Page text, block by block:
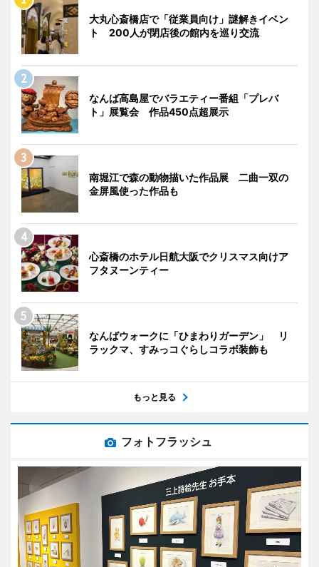
大丸心斎橋店で「従業員向け」謎解きイベン
ト 200人が閉店後の館内を巡り交流
なんば高島屋でバラエティー番組「プレバ
ト」展覧会 作品450点超展示
南堀江で森の動物描いた作品展 二曲一双の
金屏風使った作品も
心斎橋のホテル日航大阪でクリスマス向けア
フタヌーンティー
なんばウォークに「ひまわりガーデン」 リ
ラックマ、すみっコぐらしコラボ装飾も
もっと見る
フォトフラッシュ